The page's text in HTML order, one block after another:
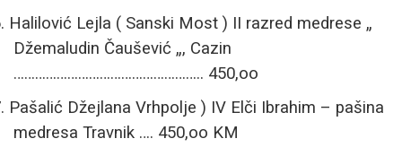
Halilović Lejla ( Sanski Most ) II razred medrese „
Džemaludin Čaušević „, Cazin
…………………………………………….. 450,oo
Pašalić Džejlana Vrhpolje ) IV Elči Ibrahim – pašina
medresa Travnik …. 450,oo KM